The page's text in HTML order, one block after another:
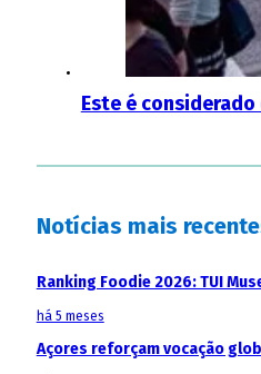
Este é
Notícias mais
Ranking Foodie 2026: TUI
há 5 meses
Açores reforçam vocação